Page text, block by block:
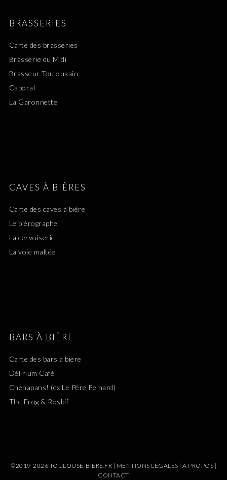
BRASSERIES
Carte des brasseries
Brasserie du Midi
Brasseur Toulousain
Caporal
La Garonnette
CAVES À BIÈRES
Carte des caves à bière
Le bièrographe
La cervoiserie
La voie maltée
BARS À BIÈRE
Carte des bars à bière
Délirium Café
Chenapans! (ex Le Père Peinard)
The Frog & Rosbif
©2019-2026 TOULOUSE-BIERE.FR | MENTIONS LÉGALES | A PROPOS |
CONTACT